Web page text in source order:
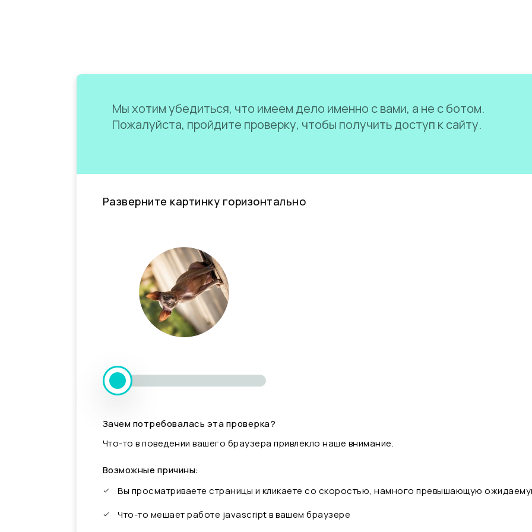
Мы хотим убедиться, что имеем дело именно с вами, а не с ботом.
Пожалуйста, пройдите проверку, чтобы получить доступ к сайту.
Разверните картинку горизонтально
Зачем потребовалась эта проверка?
Что-то в поведении вашего браузера привлекло наше внимание.
Возможные причины:
Вы просматриваете страницы и кликаете со скоростью, намного превышающую
Что-то мешает работе javascript в вашем браузере